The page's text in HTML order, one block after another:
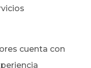
cuenta con